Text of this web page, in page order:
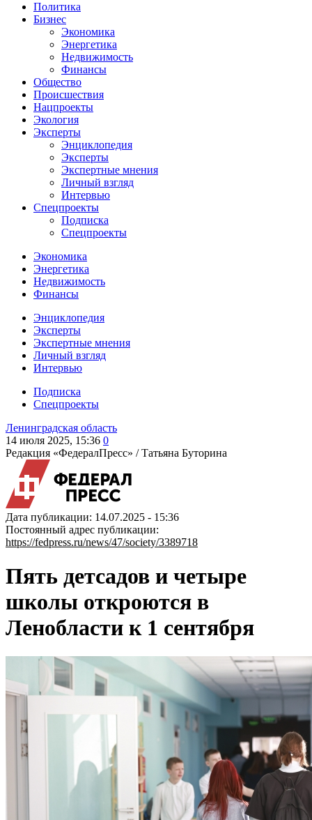
Политика
Бизнес
Экономика
Энергетика
Недвижимость
Финансы
Общество
Происшествия
Нацпроекты
Экология
Эксперты
Энциклопедия
Эксперты
Экспертные мнения
Личный взгляд
Интервью
Спецпроекты
Подписка
Спецпроекты
Экономика
Энергетика
Недвижимость
Финансы
Энциклопедия
Эксперты
Экспертные мнения
Личный взгляд
Интервью
Подписка
Спецпроекты
Ленинградская область
14 июля 2025, 15:36 0
Редакция «ФедералПресс» /Татьяна Буторина
Дата публикации: 14.07.2025 - 15:36
Постоянный адрес публикации:
https://fedpress.ru/news/47/society/3389718
Пять детсадов и четыре
школы откроются в
Ленобласти к 1 сентября